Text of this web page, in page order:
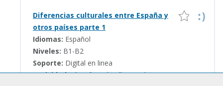
Diferencias culturales entre España y
otros países parte 1
Idiomas: Español
Niveles: B1-B2
Soporte: Digital en linea
Actividad:Identificar detalles (oral)